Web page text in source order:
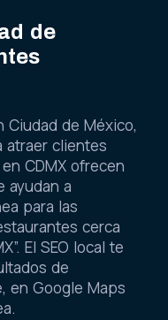
de
de México,
atraer clientes
CDMX ofrecen
ayudan a
para las
cerca
El SEO local te
de
en Google Maps